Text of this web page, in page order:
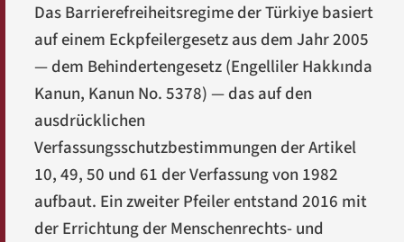
Das Barrierefreiheitsregime der Türkiye basiert
auf einem Eckpfeilergesetz aus dem Jahr 2005
— dem Behindertengesetz (Engelliler Hakkında
Kanun, Kanun No. 5378) — das auf den
ausdrücklichen
Verfassungsschutzbestimmungen der Artikel
10, 49, 50 und 61 der Verfassung von 1982
aufbaut. Ein zweiter Pfeiler entstand 2016 mit
der Errichtung der Menschenrechts- und